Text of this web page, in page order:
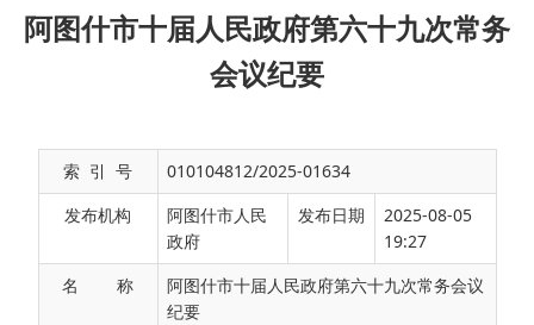
阿图什市十届人民政府第六十九次常务
会议纪要
索 引 号
010104812/2025-01634
发布机构
阿图什市人民
政府
发布日期
2025-08-05
19:27
名 称
阿图什市十届人民政府第六十九次常务会议
纪要